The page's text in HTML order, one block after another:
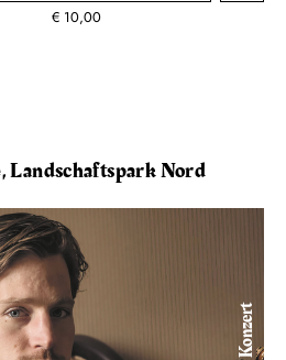
€ 10,00
Landschaftspark Nord
Konzert